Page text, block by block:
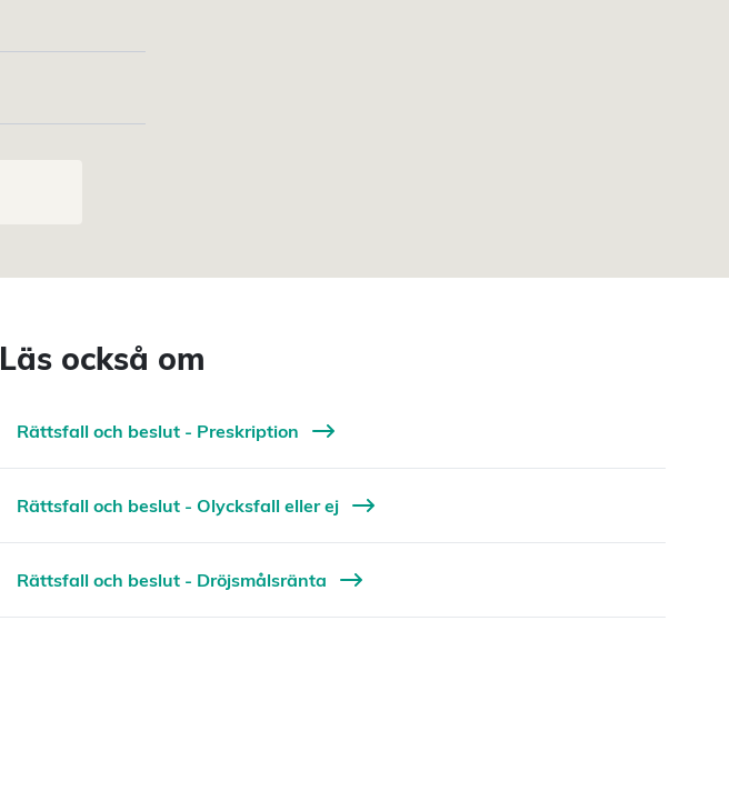
Läs också om
Rättsfall och beslut - Preskription
Rättsfall och beslut - Olycksfall eller ej
Rättsfall och beslut - Dröjsmålsränta